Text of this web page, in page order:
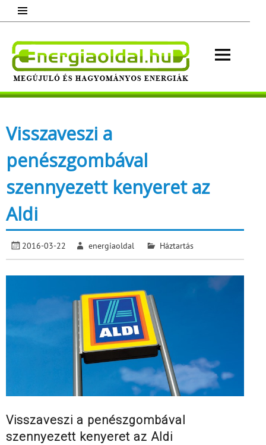
content
Megújuló és hagyományos energiák.
Visszaveszi a
penészgombával
szennyezett kenyeret az
Aldi
2016-03-22 energiaoldal Háztartás
Visszaveszi a penészgombával
szennyezett kenyeret az Aldi